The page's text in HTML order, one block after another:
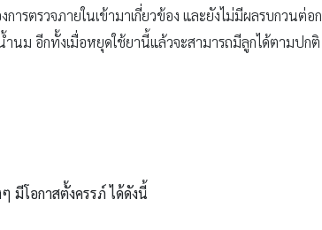
ารตรวจภายในเข้ามาเกี่ยวข้อง และยังไม่มีผลรบกวนต่อ
ม อีกทั้งเมื่อหยุดใช้ยานี้แล้วจะสามารถมีลูกได้ตามปกติ
มีโอกาสตั้งครรภ์ ได้ดังนี้